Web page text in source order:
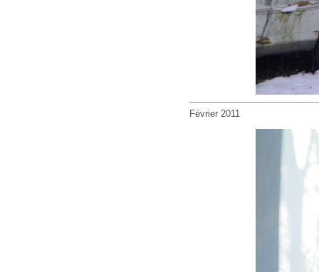
Février 2011